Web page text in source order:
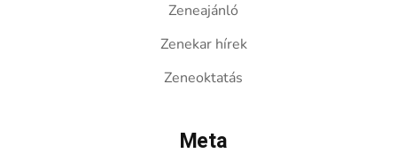
Zeneajánló
Zenekar hírek
Zeneoktatás
Meta